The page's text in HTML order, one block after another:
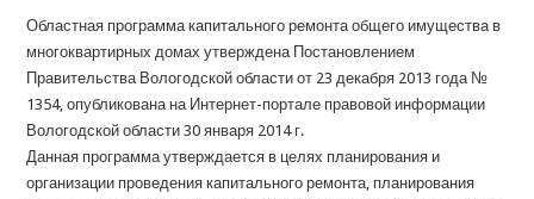
Областная программа капитального ремонта общего имущества в
многоквартирных домах утверждена Постановлением
Правительства Вологодской области от 23 декабря 2013 года №
1354, опубликована на Интернет-портале правовой информации
Вологодской области 30 января 2014 г.
Данная программа утверждается в целях планирования и
организации проведения капитального ремонта, планирования